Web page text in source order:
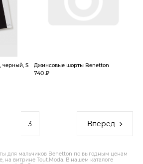
черный, S Джинсовые шорты Benetton
740 ₽
3 Вперед
для мальчиков Benetton по выгодным ценам
на витрине Tout.Modа. В нашем каталоге